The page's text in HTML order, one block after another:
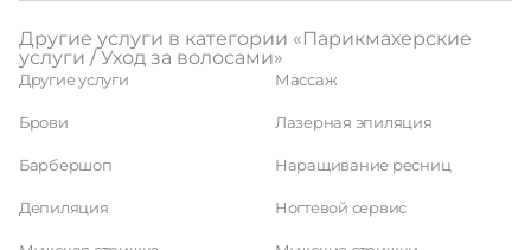
Другие услуги в категории «Парикмахерские
услуги / Уход за волосами»
Другие услуги
Брови
Барбершоп
Депиляция
Массаж
Лазерная эпиляция
Наращивание ресниц
Ногтевой сервис